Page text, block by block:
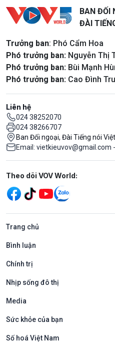
BAN ĐỐI
ĐÀI
Trưởng ban: Phó Cẩm Hoa
Phó trưởng ban: Nguyễn Thị
Phó trưởng ban: Bùi Mạnh
Phó trưởng ban: Cao Đình
Liên hệ
024 38252070
024 38266707
Ban Đối ngoại, Đài Tiếng nói
Email: vietkieuvov@gmail.com
Mạng xã hội
Theo dõi VOV World:
Trang chủ
Bình luận
Chính trị
Nhịp sống đô thị
Media
Sức khỏe của bạn
Số hoá Việt Nam